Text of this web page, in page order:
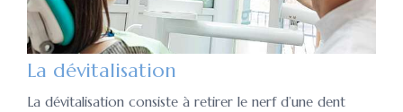
La dévitalisation
La dévitalisation consiste à retirer le nerf d’une dent